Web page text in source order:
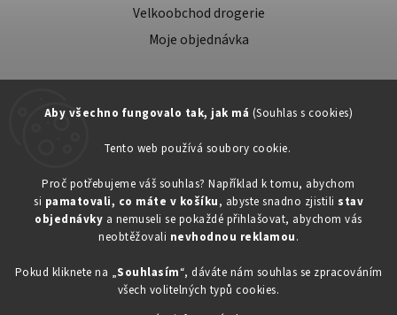
Aby všechno fungovalo tak, jak má (Souhlas s cookies)
Tento web používá soubory cookie.
Proč potřebujeme váš souhlas? Například k tomu, abychom
si pamatovali, co máte v košíku, abyste snadno zjistili stav
objednávky a nemuseli se pokaždé přihlašovat, abychom vás
neobtěžovali nevhodnou reklamou.
Pokud kliknete na „Souhlasím“, dáváte nám souhlas se zpracováním
všech volitelných typů cookies.
734603917
eshop@toner-rl.cz
Velkoobchod drogerie
Moje objednávka